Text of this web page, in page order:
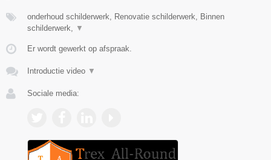
onderhoud schilderwerk, Renovatie schilderwerk, Binnen
schilderwerk, ▼
Er wordt gewerkt op afspraak.
Introductie video ▼
Sociale media: